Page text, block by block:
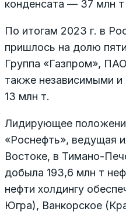
конденсата — 37 млн
По итогам 2023 г. в
пришлось на долю
Группа «Газпром»,
также независимыми
13 млн т.
Лидирующее
«Роснефть», ведущая
Востоке, в Тимано-
добыла 193,6 млн т
нефти холдингу
Югра), Ванкорское